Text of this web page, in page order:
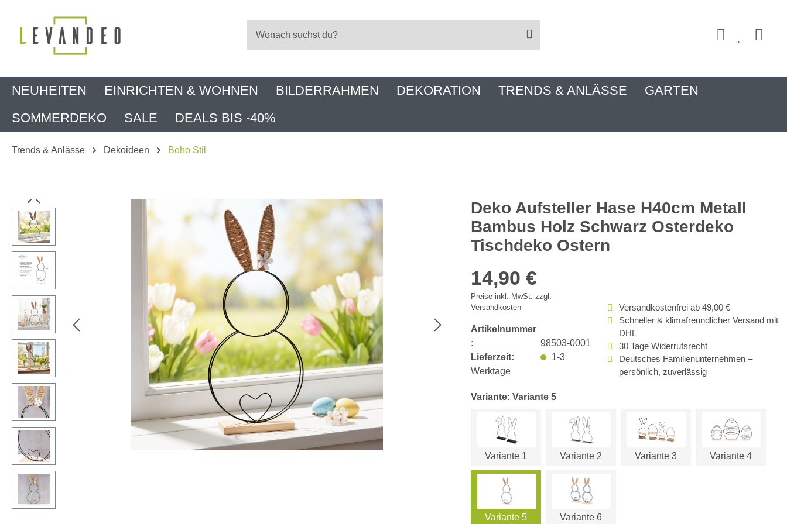
NEUHEITEN EINRICHTEN & WOHNEN BILDERRAHMEN DEKORATION TRENDS & ANLÄSSE
GARTEN
SOMMERDEKO
SALE DEALS BIS -40%
Trends & Anlässe Dekoideen Boho Stil
Bildergalerie überspringen
Deko Aufsteller Hase H40cm Metall
Bambus Holz Schwarz Osterdeko
Tischdeko Ostern
14,90 €
Preise inkl. MwSt. zzgl.
Versandkosten
Artikelnummer
:
98503-0001
Lieferzeit:
1-3
Werktage
Versandkostenfrei ab 49,00 €
Schneller & klimafreundlicher Versand mit
DHL
30 Tage Widerrufsrecht
Deutsches Familienunternehmen –
persönlich, zuverlässig
Variante: Variante 5
Variante 1 Variante 2 Variante 3 Variante 4
Variante 5 Variante 6